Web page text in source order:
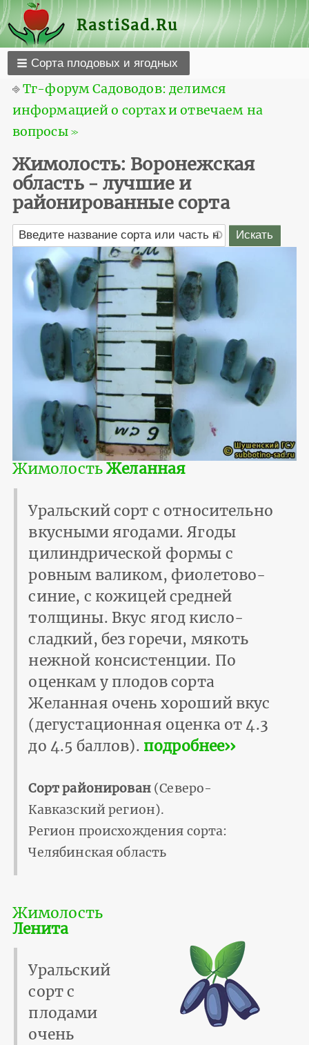
RastiSad.Ru
Сорта плодовых и ягодных
⎆Тг-форум Садоводов: делимся
информацией о сортах и отвечаем на
вопросы ≫
Жимолость: Воронежская
область - лучшие и
районированные сорта
ЖимолостьЖеланная
Уральский сорт с относительно
вкусными ягодами. Ягоды
цилиндрической формы с
ровным валиком, фиолетово-
синие, с кожицей средней
толщины. Вкус ягод кисло-
сладкий, без горечи, мякоть
нежной консистенции. По
оценкам у плодов сорта
Желанная очень хороший вкус
(дегустационная оценка от 4.3
до 4.5 баллов). подробнее››
Сорт районирован(Северо-
Кавказский регион).
Регион происхождения сорта:
Челябинская область
Жимолость
Ленита
Уральский
сорт с
плодами
очень